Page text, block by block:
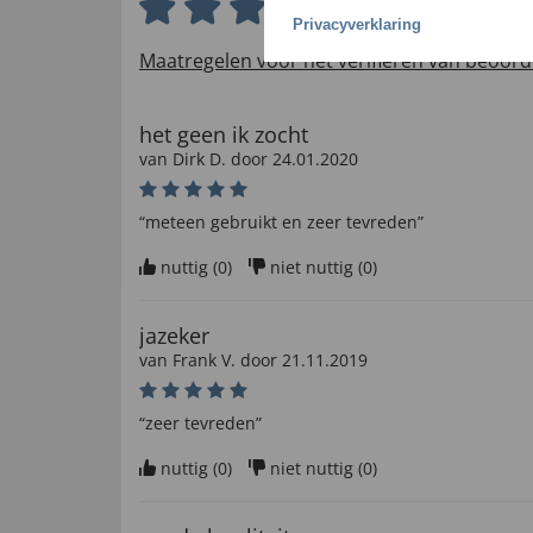
Maatregelen voor het verifiëren van
het geen ik zocht
van Dirk D. door 24.01.2020
“meteen gebruikt en zeer tevreden”
nuttig (0) niet nuttig (0)
jazeker
van Frank V. door 21.11.2019
“zeer tevreden”
nuttig (0) niet nuttig (0)
Privacyverklaring